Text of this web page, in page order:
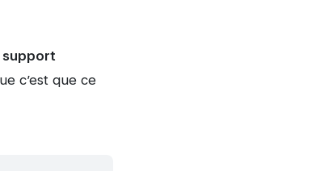
support
c’est que ce